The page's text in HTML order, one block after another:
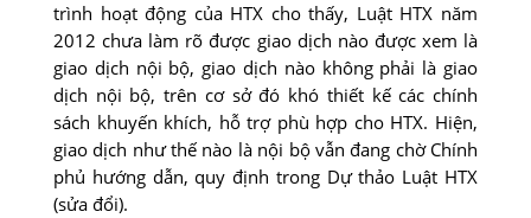
trình hoạt động của HTX cho thấy, Luật HTX năm
2012 chưa làm rõ được giao dịch nào được xem là
giao dịch nội bộ, giao dịch nào không phải là giao
dịch nội bộ, trên cơ sở đó khó thiết kế các chính
sách khuyến khích, hỗ trợ phù hợp cho HTX. Hiện,
giao dịch như thế nào là nội bộ vẫn đang chờ Chính
phủ hướng dẫn, quy định trong Dự thảo Luật HTX
(sửa đổi).